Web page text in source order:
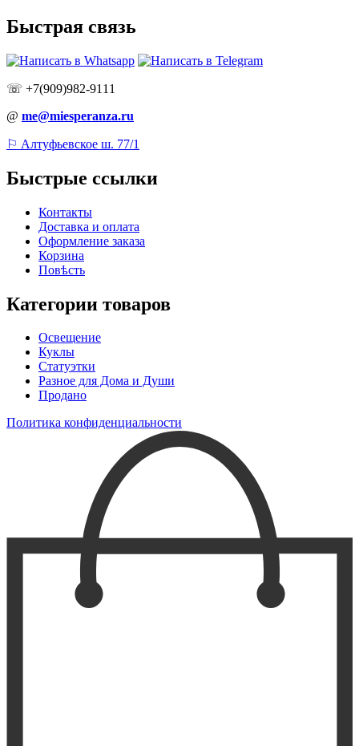
Быстрая связь
☏ +7(909)982-9111
@ me@miesperanza.ru
⚐ Алтуфьевское ш. 77/1
Быстрые ссылки
Контакты
Доставка и оплата
Оформление заказа
Корзина
Повѣсть
Категории товаров
Освещение
Куклы
Статуэтки
Разное для Дома и Души
Продано
Политика конфиденциальности